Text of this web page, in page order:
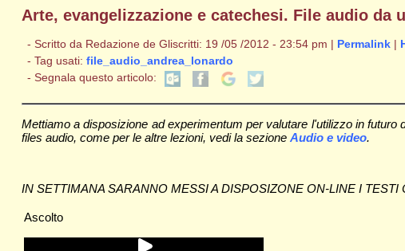
Arte, evangelizzazione e catechesi. File audio da
- Scritto da Redazione de Gliscritti: 19 /05 /2012 - 23:54 pm | Permalink|
- Tag usati: file_audio_andrea_lonardo
- Segnala questo articolo:
Mettiamo a disposizione ad experimentum per valutare l'utilizzo in
files audio, come per le altre lezioni, vedi la sezione Audio e video.
IN SETTIMANA SARANNO MESSI A DISPOSIZONE ON-LINE I
Ascolto